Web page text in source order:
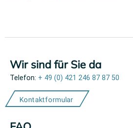
Wir sind für Sie da
Telefon: + 49 (0) 421 246 87 87 50
Kontaktformular